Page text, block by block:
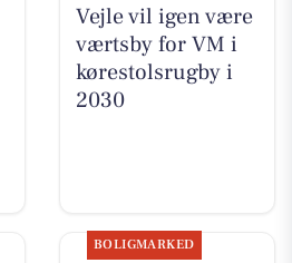
Vejle vil igen være
værtsby for VM i
kørestolsrugby i
2030
BOLIGMARKED